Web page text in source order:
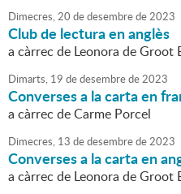
Dimecres,20 dedesembrede2023
Club de lectura en anglès
a càrrec de Leonora de Groot
Dimarts, 19 dedesembrede2023
Converses a la carta en
a càrrec de Carme Porcel
Dimecres, 13 dedesembrede2023
Converses a la carta en
a càrrec de Leonora de Groot